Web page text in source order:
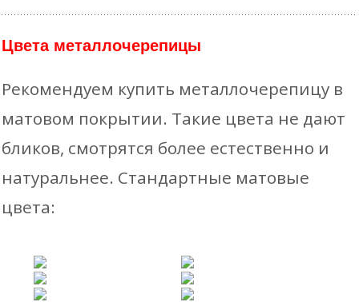
Цвета металлочерепицы
Рекомендуем купить металлочерепицу в
матовом покрытии. Такие цвета не дают
бликов, смотрятся более естественно и
натуральнее. Стандартные матовые
цвета: